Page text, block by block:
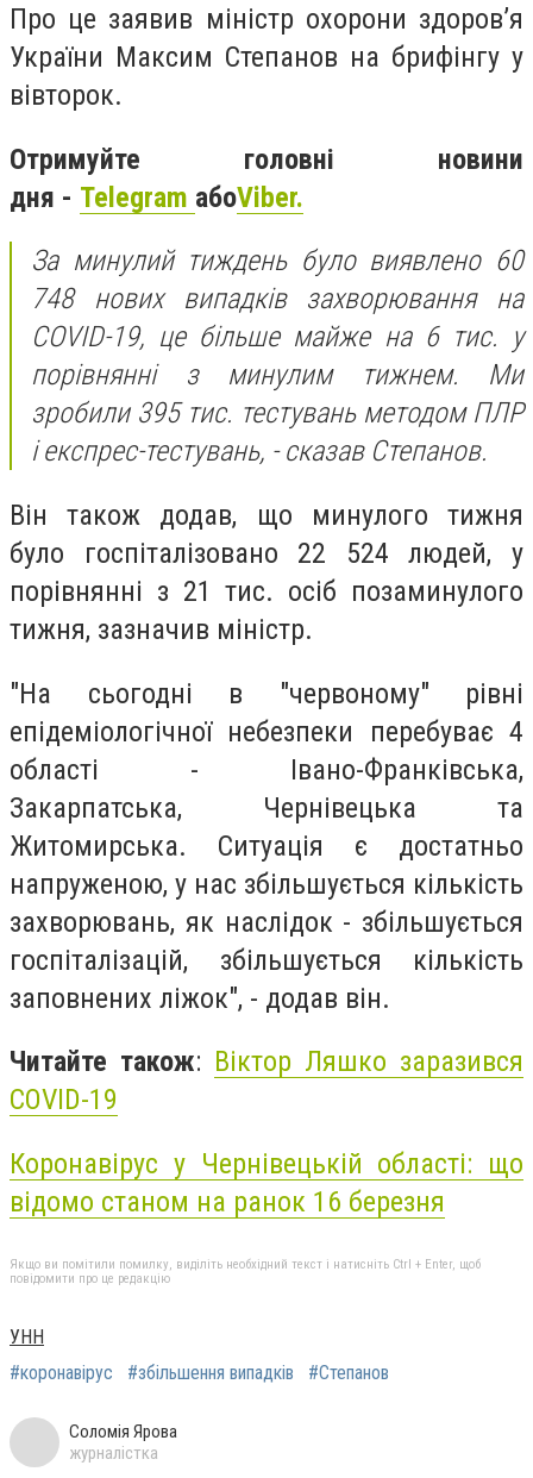
Про це заявив міністр охорони здоров’я
України Максим Степанов на брифінгу у
вівторок.
Отримуйте головні новини
дня - Telegram абоViber.
За минулий тиждень було виявлено 60
748 нових випадків захворювання на
COVID-19, це більше майже на 6 тис. у
порівнянні з минулим тижнем. Ми
зробили 395 тис. тестувань методом ПЛР
і експрес-тестувань, - сказав Степанов.
Він також додав, що минулого тижня
було госпіталізовано 22 524 людей, у
порівнянні з 21 тис. осіб позаминулого
тижня, зазначив міністр.
"На сьогодні в "червоному" рівні
епідеміологічної небезпеки перебуває 4
області - Івано-Франківська,
Закарпатська, Чернівецька та
Житомирська. Ситуація є достатньо
напруженою, у нас збільшується кількість
захворювань, як наслідок - збільшується
госпіталізацій, збільшується кількість
заповнених ліжок", - додав він.
Читайте також: Віктор Ляшко заразився
COVID-19
Коронавірус у Чернівецькій області: що
відомо станом на ранок 16 березня
Якщо ви помітили помилку, виділіть необхідний текст і натисніть Ctrl + Enter, щоб
повідомити про це редакцію
УНН
#коронавірус
#збільшення випадків #Степанов
Соломія Ярова
журналістка